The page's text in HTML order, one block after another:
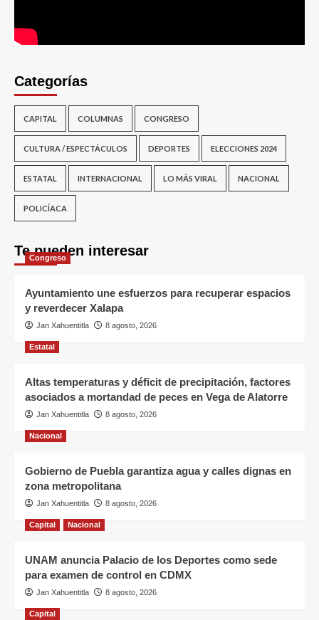
Categorías
CAPITAL COLUMNAS CONGRESO
CULTURA / ESPECTÁCULOS DEPORTES ELECCIONES 2024
ESTATAL INTERNACIONAL LO MÁS VIRAL NACIONAL
POLICÍACA
Te pueden interesar
Congreso
Ayuntamiento une esfuerzos para recuperar espacios
y reverdecer Xalapa
Jan Xahuentitla 8 agosto, 2026
Estatal
Altas temperaturas y déficit de precipitación, factores
asociados a mortandad de peces en Vega de Alatorre
Jan Xahuentitla 8 agosto, 2026
Nacional
Gobierno de Puebla garantiza agua y calles dignas en
zona metropolitana
Jan Xahuentitla 8 agosto, 2026
Capital Nacional
UNAM anuncia Palacio de los Deportes como sede
para examen de control en CDMX
Jan Xahuentitla 8 agosto, 2026
Capital